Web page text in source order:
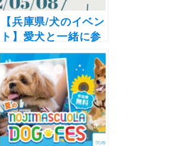
【兵庫県/犬のイベン
ト】愛犬と一緒に参
加できる運動会＆物
販ブースも！「アシ
ヤドッグスポーツフ
ェスタ」（ミズノス
ポーツプラザ潮芦
屋）5/8開催！